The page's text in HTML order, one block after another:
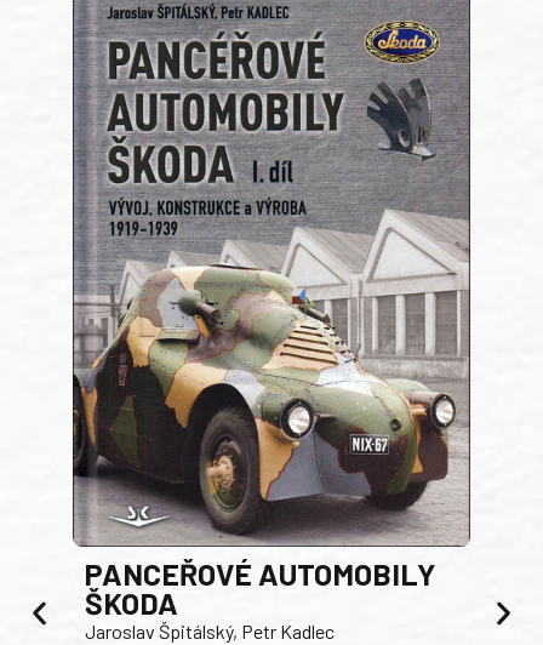
PANCEŘOVÉ AUTOMOBILY
ŠKODA
Jaroslav Špitálský, Petr Kadlec